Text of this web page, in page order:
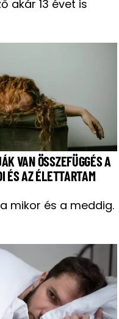
akár 13 évet is
VAN ÖSSZEFÜGGÉS A
ÉS AZ ÉLETTARTAM
mikor és a meddig.